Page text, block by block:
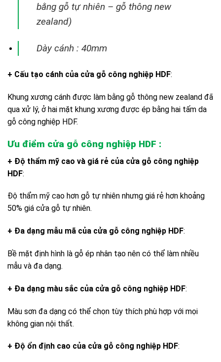
bằng gỗ tự nhiên – gỗ thông new
zealand)
Dày cánh : 40mm
+ Cấu tạo cánh của cửa gỗ công nghiệp HDF:
Khung xương cánh được làm bằng gỗ thông new zealand đã
qua xử lý, ở hai mặt khung xương được ép bằng hai tấm da
gỗ công nghiệp HDF.
Ưu điểm cửa gỗ công nghiệp HDF :
+ Độ thẩm mỹ cao và giá rẻ của cửa gỗ công nghiệp
HDF:
Độ thẩm mỹ cao hơn gỗ tự nhiên nhưng giá rẻ hơn khoảng
50% giá cửa gỗ tự nhiên.
+ Đa dạng mẫu mã của cửa gỗ công nghiệp HDF:
Bề mặt định hình là gỗ ép nhân tạo nên có thể làm nhiều
mẫu và đa dạng.
+ Đa dạng màu sắc của cửa gỗ công nghiệp HDF:
Màu sơn đa dạng có thể chọn tùy thích phù hợp với mọi
không gian nội thất.
+ Độ ổn định cao của cửa gỗ công nghiệp HDF: